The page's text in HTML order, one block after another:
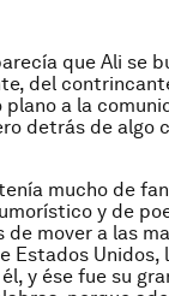
que Ali se
del
plano a la
detrás de algo
mucho de
y de
de mover a las
Estados Unidos,
y ése fue su